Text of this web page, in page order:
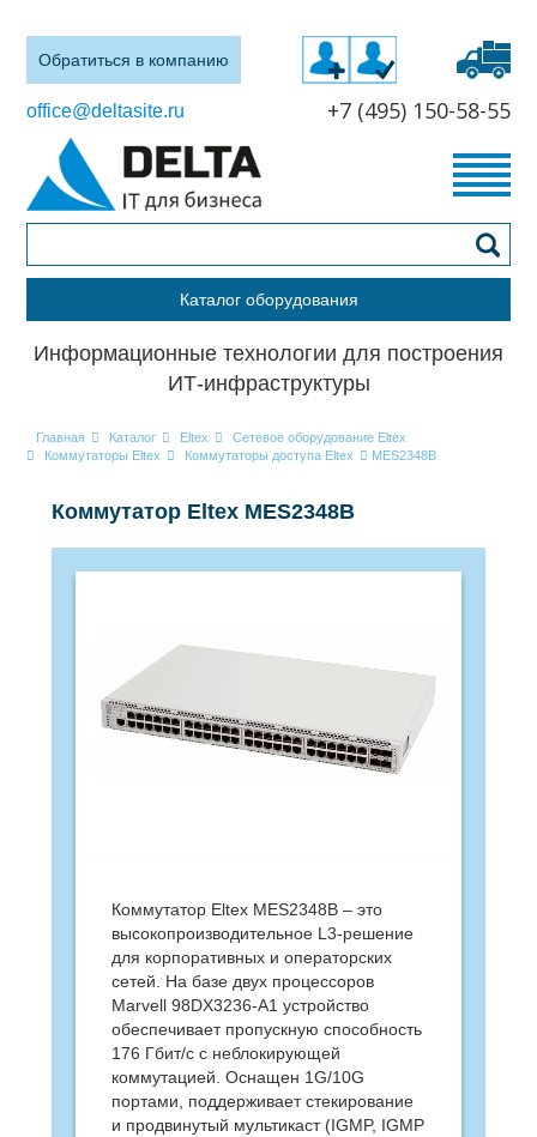
Обратиться в компанию
office@deltasite.ru +7 (495) 150-58-55
Каталог оборудования
Информационные технологии для построения
ИТ-инфраструктуры
Главная Каталог Eltex
Сетевое оборудование Eltex
Коммутаторы Eltex
Коммутаторы доступа Eltex MES2348B
Коммутатор Eltex MES2348B
Коммутатор Eltex MES2348B – это
высокопроизводительное L3-решение
для корпоративных и операторских
сетей. На базе двух процессоров
Marvell 98DX3236-A1 устройство
обеспечивает пропускную способность
176 Гбит/с с неблокирующей
коммутацией. Оснащен 1G/10G
портами, поддерживает стекирование
и продвинутый мультикаст (IGMP, IGMP